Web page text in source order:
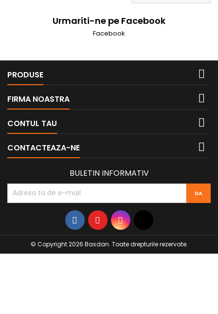
Urmariti-ne pe Facebook
Facebook
PRODUSE 
FIRMA NOASTRA 
CONTUL TAU 
CONTACTEAZA-NE 
BULETIN INFORMATIV
© Copyright 2026 Basdan. Toate drepturile rezervate.